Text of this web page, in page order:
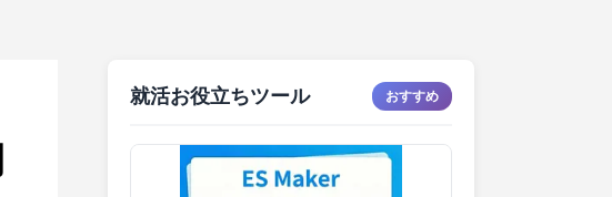
就活お役立ちツール おすすめ